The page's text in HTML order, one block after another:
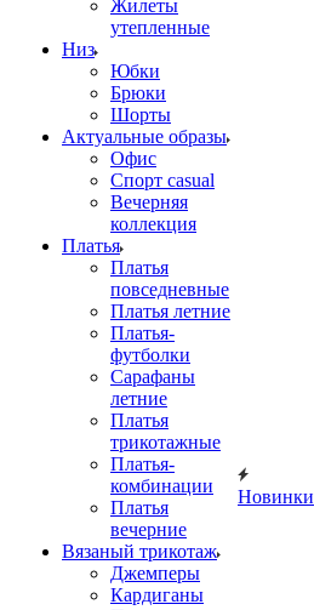
Жилеты
утепленные
Низ
Юбки
Брюки
Шорты
Актуальные образы
Офис
Спорт casual
Вечерняя
коллекция
Платья
Платья
повседневные
Платья летние
Платья-
футболки
Сарафаны
летние
Платья
трикотажные
Платья-
комбинации
Платья
вечерние
Вязаный трикотаж
Джемперы
Кардиганы
Новинки